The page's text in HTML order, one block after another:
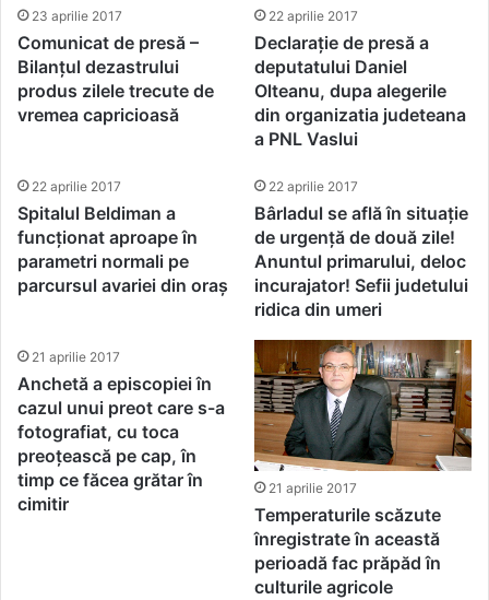
23 aprilie 2017
Comunicat de presă –
Bilanțul dezastrului
produs zilele trecute de
vremea capricioasă
22 aprilie 2017
Declarație de presă a
deputatului Daniel
Olteanu, dupa alegerile
din organizatia judeteana
a PNL Vaslui
22 aprilie 2017
Spitalul Beldiman a
funcționat aproape în
parametri normali pe
parcursul avariei din oraș
22 aprilie 2017
Bârladul se află în situație
de urgență de două zile!
Anuntul primarului, deloc
incurajator! Sefii judetului
ridica din umeri
21 aprilie 2017
Anchetă a episcopiei în
cazul unui preot care s-a
fotografiat, cu toca
preoțească pe cap, în
timp ce făcea grătar în
cimitir
21 aprilie 2017
Temperaturile scăzute
înregistrate în această
perioadă fac prăpăd în
culturile agricole